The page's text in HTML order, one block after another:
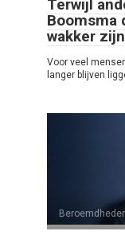
Terwijl
Boomsma
wakker zijn
Voor veel
langer blijven